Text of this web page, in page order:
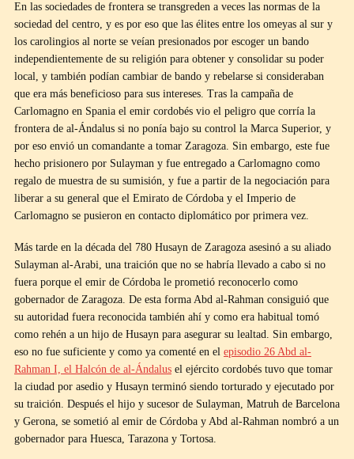
En las sociedades de frontera se transgreden a veces las normas de la
sociedad del centro, y es por eso que las élites entre los omeyas al sur y
los carolingios al norte se veían presionados por escoger un bando
independientemente de su religión para obtener y consolidar su poder
local, y también podían cambiar de bando y rebelarse si consideraban
que era más beneficioso para sus intereses. Tras la campaña de
Carlomagno en Spania el emir cordobés vio el peligro que corría la
frontera de al-Ándalus si no ponía bajo su control la Marca Superior, y
por eso envió un comandante a tomar Zaragoza. Sin embargo, este fue
hecho prisionero por Sulayman y fue entregado a Carlomagno como
regalo de muestra de su sumisión, y fue a partir de la negociación para
liberar a su general que el Emirato de Córdoba y el Imperio de
Carlomagno se pusieron en contacto diplomático por primera vez.
Más tarde en la década del 780 Husayn de Zaragoza asesinó a su aliado
Sulayman al-Arabi, una traición que no se habría llevado a cabo si no
fuera porque el emir de Córdoba le prometió reconocerlo como
gobernador de Zaragoza. De esta forma Abd al-Rahman consiguió que
su autoridad fuera reconocida también ahí y como era habitual tomó
como rehén a un hijo de Husayn para asegurar su lealtad. Sin embargo,
eso no fue suficiente y como ya comenté en el episodio 26 Abd al-
Rahman I, el Halcón de al-Ándalus el ejército cordobés tuvo que tomar
la ciudad por asedio y Husayn terminó siendo torturado y ejecutado por
su traición. Después el hijo y sucesor de Sulayman, Matruh de Barcelona
y Gerona, se sometió al emir de Córdoba y Abd al-Rahman nombró a un
gobernador para Huesca, Tarazona y Tortosa.